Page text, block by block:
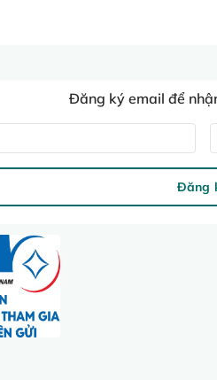
Đăng ký email để
Đăng